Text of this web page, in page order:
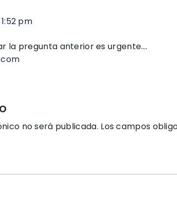
pm
la pregunta anterior es urgente….
no será publicada. Los campos